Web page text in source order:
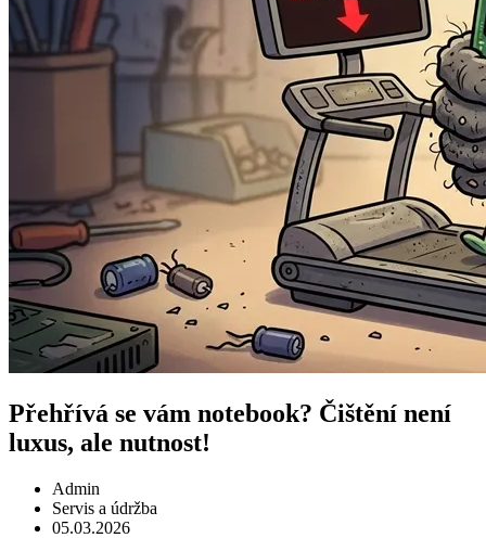
Přehřívá se vám notebook? Čištění není
luxus, ale nutnost!
Admin
Servis a údržba
05.03.2026